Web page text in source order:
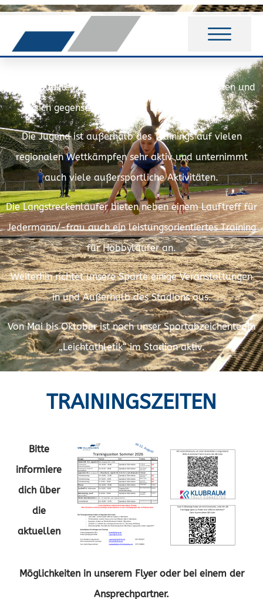
LEICHTATHLETIK
Unsere Sparte basiert im Wesentlichen auf drei
Schwerpunkten, wobei alle gut zusammenarbeiten und
sich gegenseitig ergänzen und unterstützen.
Die Jugend ist außerhalb des Trainings auf vielen
regionalen Wettkämpfen sehr aktiv und unternimmt
auch viele außersportliche Aktivitäten.
Die Langstreckenläufer bieten neben einem Lauftreff für
Jedermann/-frau auch ein leistungsorientiertes Training
für Hobbyläufer an.
Weiterhin richtet unsere Sparte einige Veranstaltungen
in und Außerhalb des Stadions aus.
Von Mai bis Oktober ist noch unser Sportabzeichenteam
„Leichtathletik“ im Stadion aktiv.
TRAININGSZEITEN
Bitte
informiere
dich über
die
aktuellen
Möglichkeiten in unserem Flyer oder bei einem der
Ansprechpartner.